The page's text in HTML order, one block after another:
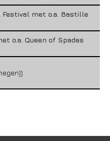
met o.a. Bastille
o.a. Queen of Spades